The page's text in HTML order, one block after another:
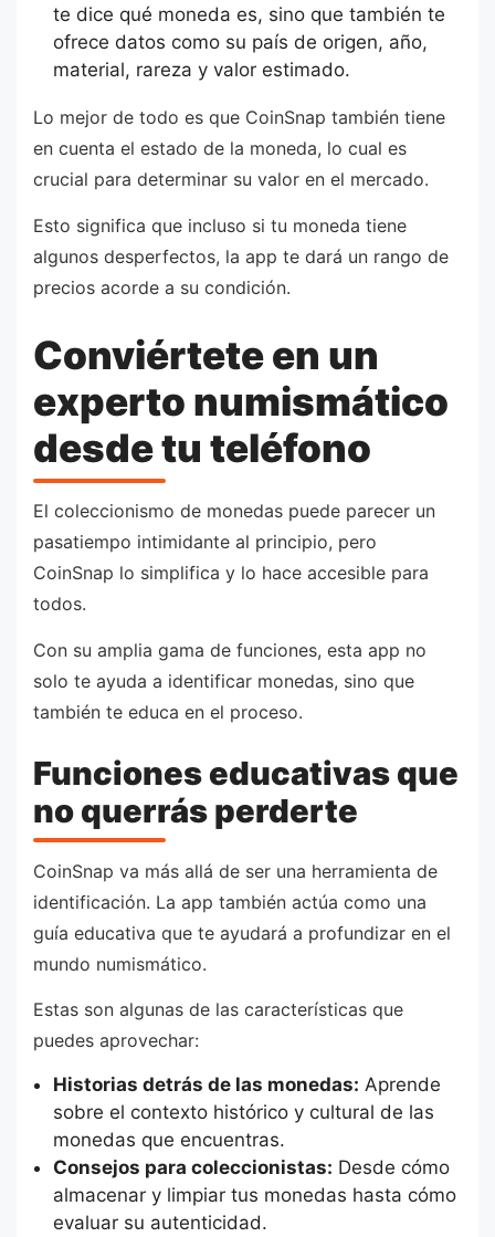
te dice qué moneda es, sino que también te
ofrece datos como su país de origen, año,
material, rareza y valor estimado.
Lo mejor de todo es que CoinSnap también tiene
en cuenta el estado de la moneda, lo cual es
crucial para determinar su valor en el mercado.
Esto significa que incluso si tu moneda tiene
algunos desperfectos, la app te dará un rango de
precios acorde a su condición.
Conviértete en un
experto numismático
desde tu teléfono
El coleccionismo de monedas puede parecer un
pasatiempo intimidante al principio, pero
CoinSnap lo simplifica y lo hace accesible para
todos.
Con su amplia gama de funciones, esta app no
solo te ayuda a identificar monedas, sino que
también te educa en el proceso.
Funciones educativas que
no querrás perderte
CoinSnap va más allá de ser una herramienta de
identificación. La app también actúa como una
guía educativa que te ayudará a profundizar en el
mundo numismático.
Estas son algunas de las características que
puedes aprovechar:
Historias detrás de las monedas: Aprende
sobre el contexto histórico y cultural de las
monedas que encuentras.
Consejos para coleccionistas: Desde cómo
almacenar y limpiar tus monedas hasta cómo
evaluar su autenticidad.